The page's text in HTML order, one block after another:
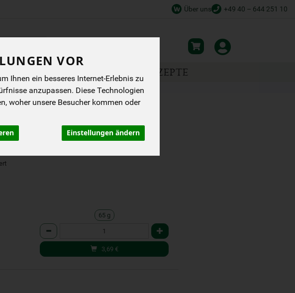
VOR
Ihnen ein besseres Internet-Erlebnis zu
anzupassen. Diese Technologien
woher unsere Besucher kommen oder
Einstellungen ändern
+49 40 – 644 251 10
Über uns
NEUES INSPIRATION REZEPTE
HERZ
65 g
Anzahl
3,69 €